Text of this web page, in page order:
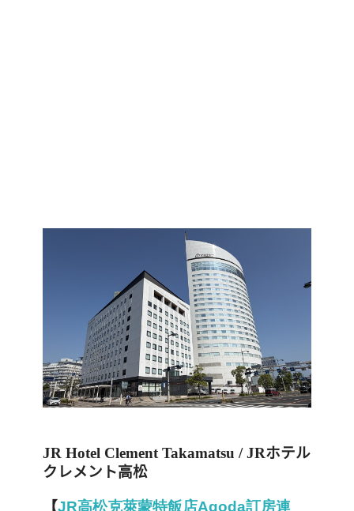
JR Hotel Clement Takamatsu / JRホテル
クレメント高松
【JR高松克萊蒙特飯店Agoda訂房連